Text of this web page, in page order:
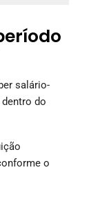
salário-
do
o